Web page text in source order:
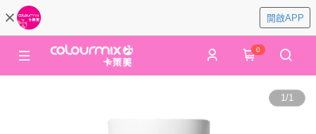
開啟APP
0
1/1